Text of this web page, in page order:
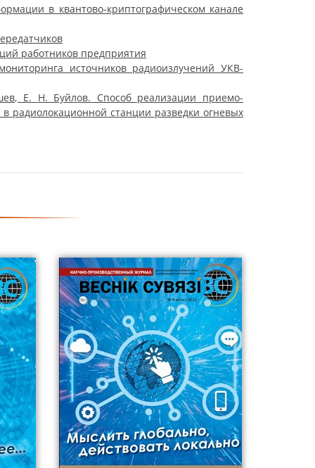
в квантово-криптографическом канале
работников предприятия
источников радиоизлучений УКВ-
Е. Н. Буйлов. Способ реализации приемо-
радиолокационной станции разведки огневых